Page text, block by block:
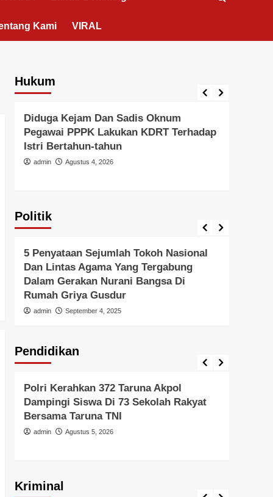
Kami VIRAL
Hukum
Berita Polisi
Diduga Kejam Dan Sadis Oknum
Pegawai PPPK Lakukan KDRT Terhadap
Istri Bertahun-tahun
admin Agustus 4, 2026
Politik
Politik
5 Penyataan Sejumlah Tokoh Nasional
Dan Lintas Agama Yang Tergabung
Dalam Gerakan Nurani Bangsa Di
Rumah Griya Gusdur
admin September 4, 2025
Pendidikan
Pendidikan
Polri Kerahkan 372 Taruna Akpol
Dampingi Siswa Di 73 Sekolah Rakyat
Bersama Taruna TNI
admin Agustus 5, 2026
Kriminal
Berita Polisi